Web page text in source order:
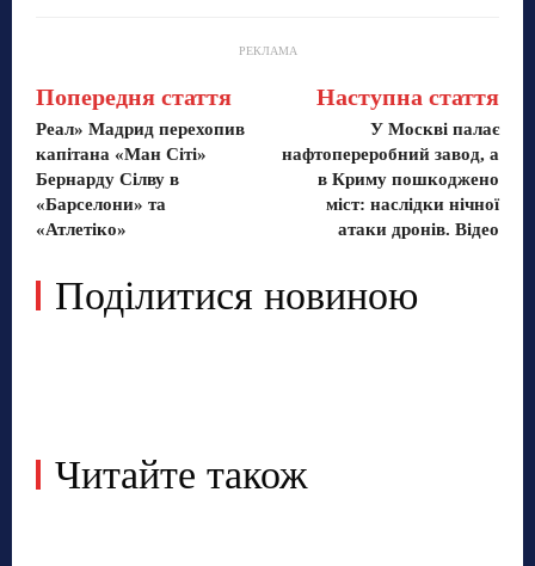
РЕКЛАМА
Попередня стаття
Реал» Мадрид перехопив
капітана «Ман Сіті»
Бернарду Сілву в
«Барселони» та
«Атлетіко»
Наступна стаття
У Москві палає
нафтопереробний завод, а
в Криму пошкоджено
міст: наслідки нічної
атаки дронів. Відео
Поділитися новиною
Читайте також